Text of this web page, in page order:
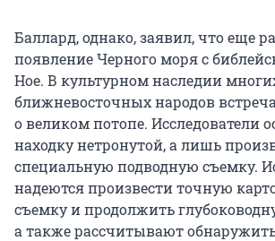
Баллард, однако, заявил, что еще
появление Черного моря с
Ное. В культурном наследии
ближневосточных народов
о великом потопе. Исследователи
находку нетронутой, а лишь
специальную подводную съемку.
надеются произвести точную
съемку и продолжить
а также рассчитывают